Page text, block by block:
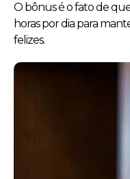
O bônus é o fato de
horas por dia para
felizes.